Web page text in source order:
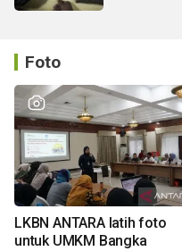
Foto
LKBN ANTARA latih foto
untuk UMKM Bangka